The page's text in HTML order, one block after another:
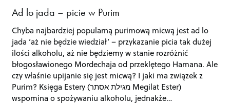
Ad lo jada – picie w Purim
Chyba najbardziej popularną purimową micwą jest ad lo
jada ‘aż nie będzie wiedział’ – przykazanie picia tak dużej
ilości alkoholu, aż nie będziemy w stanie rozróżnić
błogosławionego Mordechaja od przeklętego Hamana. Ale
czy właśnie upijanie się jest micwą? I jaki ma związek z
Purim? Księga Estery (מגילת אסתר Megilat Ester)
wspomina o spożywaniu alkoholu, jednakże…